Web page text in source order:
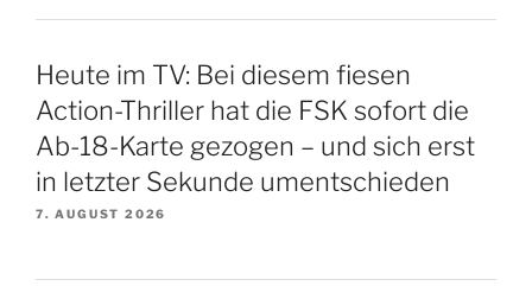
Heute im TV: Bei diesem fiesen
Action-Thriller hat die FSK sofort die
Ab-18-Karte gezogen – und sich erst
in letzter Sekunde umentschieden
7. AUGUST 2026